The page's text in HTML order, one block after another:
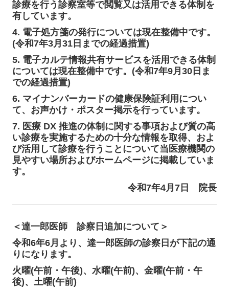
診療を行う診察室等で閲覧又は活用できる体制を
有しています。
4. 電子処方箋の発行については現在整備中です。
(令和7年3月31日までの経過措置)
5. 電子カルテ情報共有サービスを活用できる体制
については現在整備中です。(令和7年9月30日ま
での経過措置)
6. マイナンバーカードの健康保険証利用につい
て、お声かけ・ポスター掲示を行っています。
7. 医療 DX 推進の体制に関する事項および質の高
い診療を実施するための十分な情報を取得、およ
び活用して診療を行うことについて当医療機関の
見やすい場所およびホームページに掲載していま
す。
令和7年4月7日
院長
＜達一郎医師 診察日追加について＞
令和6年6月より、達一郎医師の診察日が下記の通
りになります。
火曜(午前・午後)、水曜(午前)、金曜(午前・午
後)、土曜(午前)